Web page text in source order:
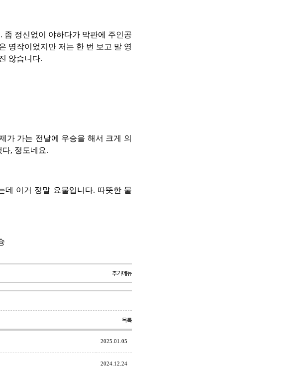
좀 정신없이 야하다가 막판에 주인공
명작이었지만 저는 한 번 보고 말 영
않습니다.
가 가는 전날에 우승을 해서 크게 의
, 정도네요.
데 이거 정말 요물입니다. 따뜻한 물
추가메뉴
목록
2025.01.05
2024.12.24